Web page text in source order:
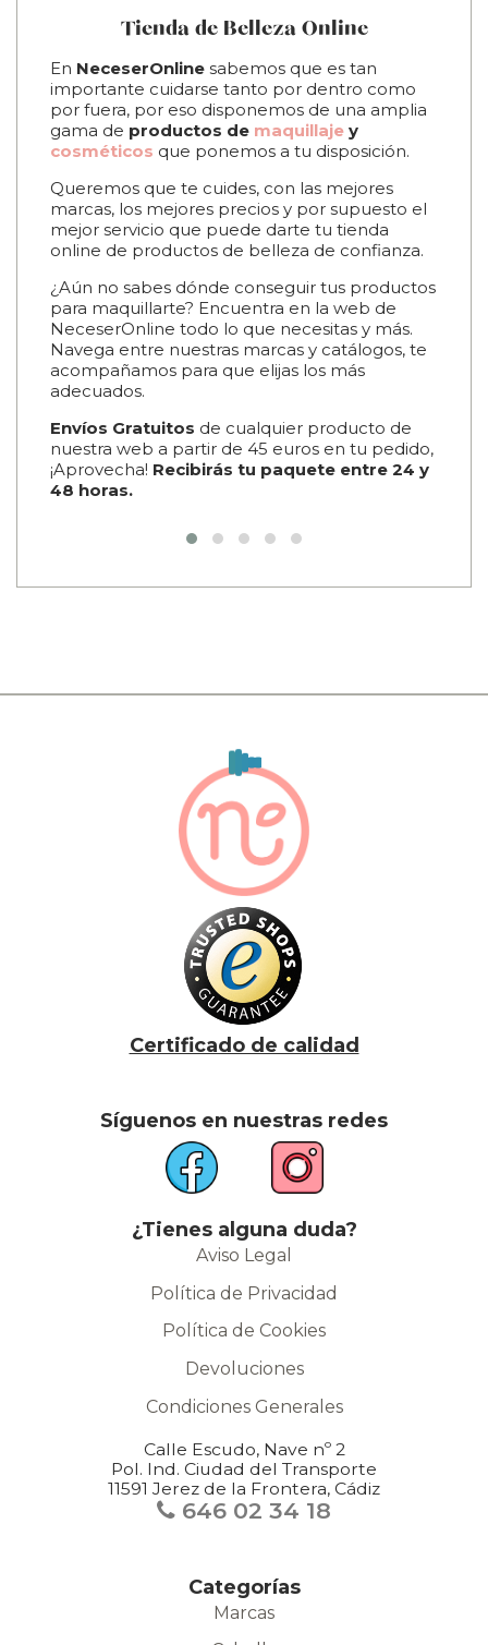
Tienda de Belleza Online
En NeceserOnline sabemos que es tan
importante cuidarse tanto por dentro como
por fuera, por eso disponemos de una amplia
gama de productos de maquillaje y
cosméticos que ponemos a tu disposición.
Queremos que te cuides, con las mejores
marcas, los mejores precios y por supuesto el
mejor servicio que puede darte tu tienda
online de productos de belleza de confianza.
¿Aún no sabes dónde conseguir tus productos
para maquillarte? Encuentra en la web de
NeceserOnline todo lo que necesitas y más.
Navega entre nuestras marcas y catálogos, te
acompañamos para que elijas los más
adecuados.
Envíos Gratuitos de cualquier producto de
nuestra web a partir de 45 euros en tu pedido,
¡Aprovecha! Recibirás tu paquete entre 24 y
48 horas.
Certificado de calidad
Síguenos en nuestras redes
¿Tienes alguna duda?
Aviso Legal
Política de Privacidad
Política de Cookies
Devoluciones
Condiciones Generales
Calle Escudo, Nave nº 2
Pol. Ind. Ciudad del Transporte
11591 Jerez de la Frontera, Cádiz
646 02 34 18
Categorías
Marcas